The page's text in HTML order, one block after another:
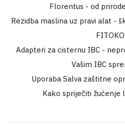
Florentus - od
Rezidba maslina uz pravi alat -
Adapteri za cisternu IBC -
Vašim IBC
Uporaba Salva zaštitne
Kako spriječiti žućenje